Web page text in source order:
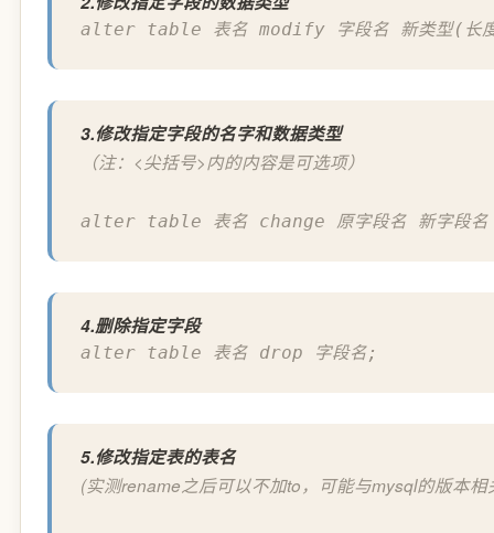
alter table 表名 modify 字段名 新类型(长
3.修改指定字段的名字和数据类型
（注：<尖括号>内的内容是可选项）
alter table 表名 change 原字段名 新字段
4.删除指定字段
alter table 表名 drop 字段名;
5.修改指定表的表名
(实测rename之后可以不加to，可能与mysql的版本相